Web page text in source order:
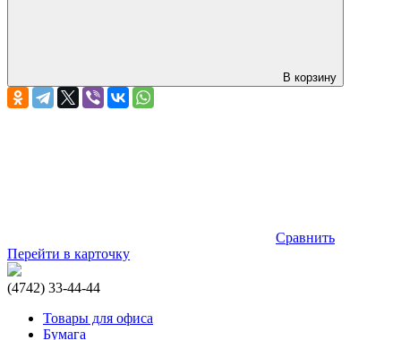
В корзину
Сравнить
Перейти в карточку
(4742) 33-44-44
Товары для офиса
Бумага